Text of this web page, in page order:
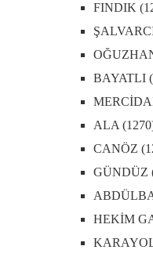
FINDIK
BAYATLI
ALA
CANÖZ
GÜNDÜZ
HEKİM